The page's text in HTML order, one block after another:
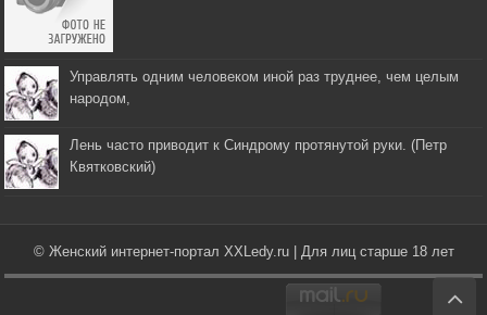
Управлять одним человеком иной раз труднее, чем целым
народом,
Лень часто приводит к Синдрому протянутой руки. (Петр
Квятковский)
© Женский интернет-портал XXLedy.ru | Для лиц старше 18 лет